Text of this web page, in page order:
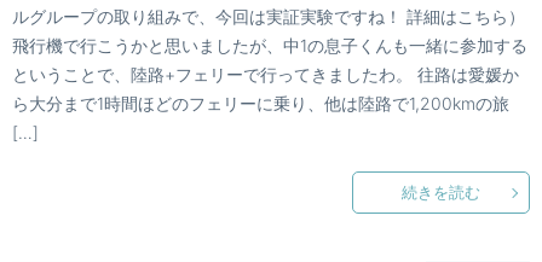
ルグループの取り組みで、今回は実証実験ですね！ 詳細はこちら）
飛行機で行こうかと思いましたが、中1の息子くんも一緒に参加する
ということで、陸路+フェリーで行ってきましたわ。 往路は愛媛か
ら大分まで1時間ほどのフェリーに乗り、他は陸路で1,200kmの旅
[…]
続きを読む